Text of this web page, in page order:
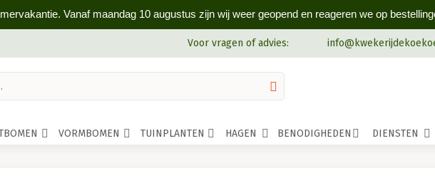
Vanaf maandag 10 augustus zijn wij weer geopend en reageren we op
Voor vragen of advies:
VORMBOMEN TUINPLANTEN HAGEN BENODIGHEDEN DIENSTEN